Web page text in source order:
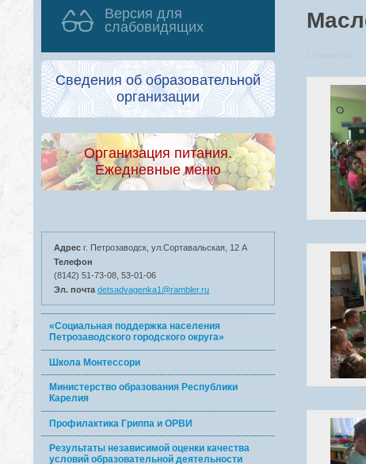
Версия для
слабовидящих
Сведения об образовательной
организации
Организация питания.
Ежедневные меню
Адрес г. Петрозаводск, ул.Сортавальская, 12 А
Телефон
(8142) 51-73-08, 53-01-06
Эл. почта detsadvagenka1@rambler.ru
«Социальная поддержка населения
Петрозаводского городского округа»
Школа Монтессори
Министерство образования Республики
Карелия
Профилактика Гриппа и ОРВИ
Результаты независимой оценки качества
условий образовательной деятельности
12 марта 2021 г.